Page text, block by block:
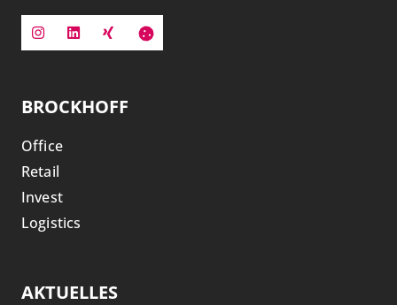
BROCKHOFF
Office
Retail
Invest
Logistics
AKTUELLES